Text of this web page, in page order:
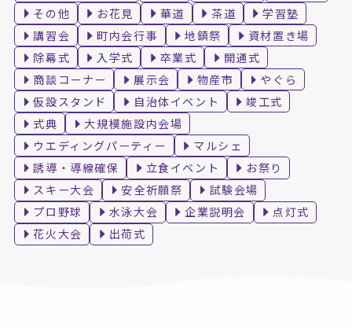
その他
お花見 華道 茶道
学習塾
講習会
町内会行事 地鎮祭
資材置き場
除幕式
入学式 卒業式
開通式
商談コーナー
展示会 物産市
やぐら
仮設スタンド
自治体イベント
竣工式
式典
大規模施設内会場
ウエディングパーティー
マルシェ
誘導・導線確保
立食イベント
お祭り
スキー大会
安全祈願祭
試験会場
プロ野球
水泳大会 企業説明会
点灯式
花火大会
出荷式